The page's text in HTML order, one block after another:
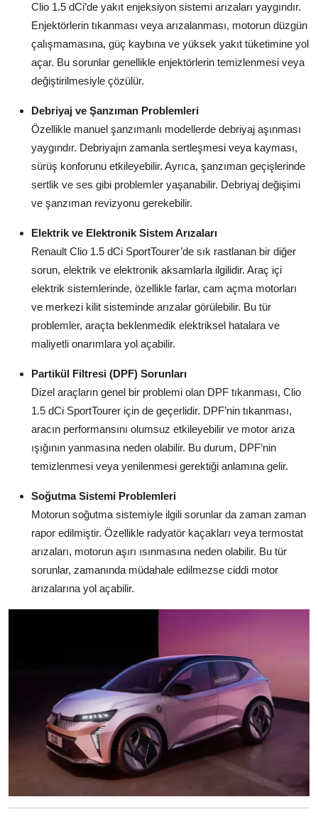
Clio 1.5 dCi’de yakıt enjeksiyon sistemi arızaları yaygındır.
Enjektörlerin tıkanması veya arızalanması, motorun düzgün
çalışmamasına, güç kaybına ve yüksek yakıt tüketimine yol
açar. Bu sorunlar genellikle enjektörlerin temizlenmesi veya
değiştirilmesiyle çözülür.
Debriyaj ve Şanzıman Problemleri
Özellikle manuel şanzımanlı modellerde debriyaj aşınması
yaygındır. Debriyajın zamanla sertleşmesi veya kayması,
sürüş konforunu etkileyebilir. Ayrıca, şanzıman geçişlerinde
sertlik ve ses gibi problemler yaşanabilir. Debriyaj değişimi
ve şanzıman revizyonu gerekebilir.
Elektrik ve Elektronik Sistem Arızaları
Renault Clio 1.5 dCi SportTourer’de sık rastlanan bir diğer
sorun, elektrik ve elektronik aksamlarla ilgilidir. Araç içi
elektrik sistemlerinde, özellikle farlar, cam açma motorları
ve merkezi kilit sisteminde arızalar görülebilir. Bu tür
problemler, araçta beklenmedik elektriksel hatalara ve
maliyetli onarımlara yol açabilir.
Partikül Filtresi (DPF) Sorunları
Dizel araçların genel bir problemi olan DPF tıkanması, Clio
1.5 dCi SportTourer için de geçerlidir. DPF’nin tıkanması,
aracın performansını olumsuz etkileyebilir ve motor arıza
ışığının yanmasına neden olabilir. Bu durum, DPF’nin
temizlenmesi veya yenilenmesi gerektiği anlamına gelir.
Soğutma Sistemi Problemleri
Motorun soğutma sistemiyle ilgili sorunlar da zaman zaman
rapor edilmiştir. Özellikle radyatör kaçakları veya termostat
arızaları, motorun aşırı ısınmasına neden olabilir. Bu tür
sorunlar, zamanında müdahale edilmezse ciddi motor
arızalarına yol açabilir.